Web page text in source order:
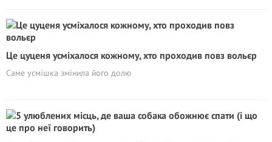
Це цуценя усміхалося кожному, хто проходив повз вольєр
Саме усмішка змінила його долю